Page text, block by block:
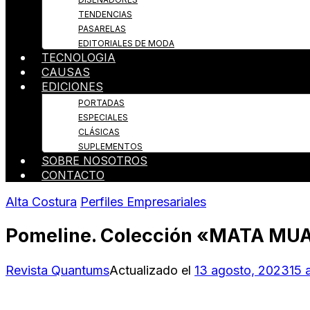
TENDENCIAS
PASARELAS
EDITORIALES DE MODA
TECNOLOGIA
CAUSAS
EDICIONES
PORTADAS
ESPECIALES
CLÁSICAS
SUPLEMENTOS
SOBRE NOSOTROS
CONTACTO
Alta Costura Perfiles Empresariales
Pomeline. Colección «MATA
Revista QuantumsActualizado el 13 agosto, 202315